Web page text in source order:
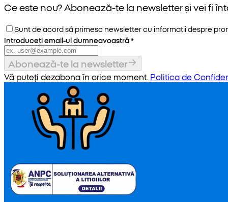
Ce este nou? Abonează-te la newsletter și vei fi
Sunt de acord să primesc newsletter cu informații despre
Introduceți email-ul dumneavoastră*
Abonează-te la newsletter
Vă puteți dezabona în orice moment. Politica de